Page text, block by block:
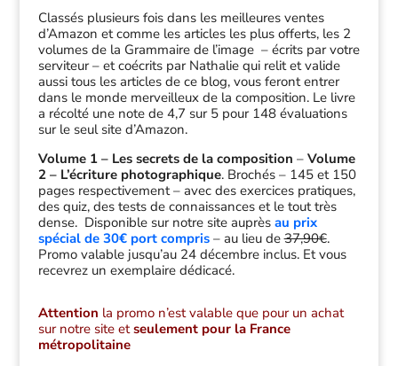
Classés plusieurs fois dans les meilleures ventes
d’Amazon et comme les articles les plus offerts, les 2
volumes de la Grammaire de l’image – écrits par votre
serviteur – et coécrits par Nathalie qui relit et valide
aussi tous les articles de ce blog, vous feront entrer
dans le monde merveilleux de la composition. Le livre
a récolté une note de 4,7 sur 5 pour 148 évaluations
sur le seul site d’Amazon.
Volume 1 – Les secrets de la composition – Volume
2 – L’écriture photographique. Brochés – 145 et 150
pages respectivement – avec des exercices pratiques,
des quiz, des tests de connaissances et le tout très
dense. Disponible sur notre site auprès au prix
spécial de 30€ port compris– au lieu de37,90€.
Promo valable jusqu’au 24 décembre inclus. Et vous
recevrez un exemplaire dédicacé.
Attention la promo n’est valable que pour un achat
sur notre site etseulement pour la France
métropolitaine